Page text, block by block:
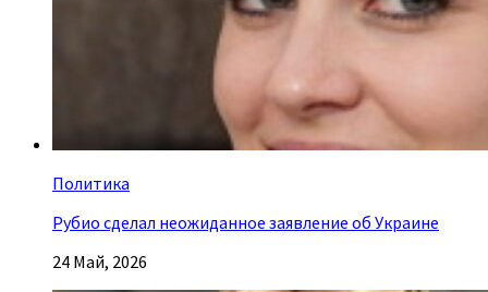
Политика
Рубио сделал неожиданное заявление об Украине
24 Май, 2026